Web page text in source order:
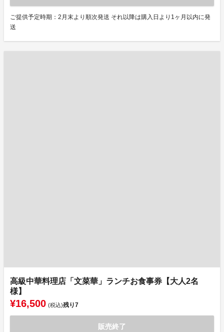
ご提供予定時期：2月末より順次発送 それ以降は購入日より1ヶ月以内に発
送
高級中華料理店「文菜華」ランチお食事券【大人2名
様】
¥16,500 (税込)残り7
販売終了